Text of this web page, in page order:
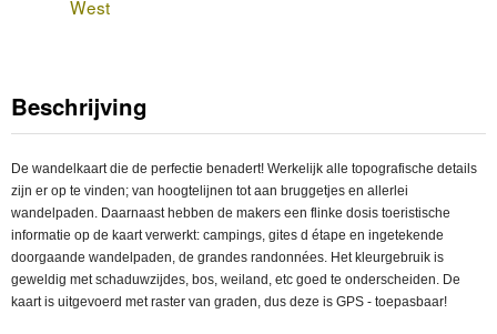
West
Beschrijving
De wandelkaart die de perfectie benadert! Werkelijk alle topografische details
zijn er op te vinden; van hoogtelijnen tot aan bruggetjes en allerlei
wandelpaden. Daarnaast hebben de makers een flinke dosis toeristische
informatie op de kaart verwerkt: campings, gites d étape en ingetekende
doorgaande wandelpaden, de grandes randonnées. Het kleurgebruik is
geweldig met schaduwzijdes, bos, weiland, etc goed te onderscheiden. De
kaart is uitgevoerd met raster van graden, dus deze is GPS - toepasbaar!